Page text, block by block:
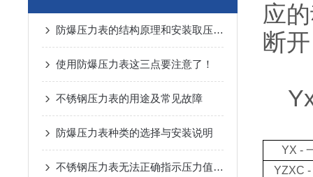
防爆压力表的结构原理和安装取压点的选取
使用防爆压力表这三点要注意了！
不锈钢压力表的用途及常见故障
防爆压力表种类的选择与安装说明
不锈钢压力表无法正确指示压力值的处理
应
断
YX -
YZXC